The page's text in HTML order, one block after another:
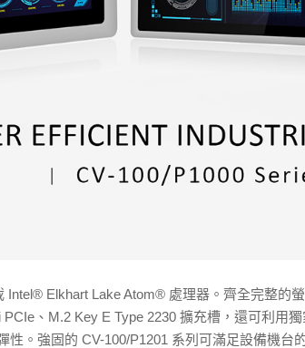
Elkhart Lake Atom® 處理器。齊全完整的
、M.2 Key E Type 2230 擴充槽，還可利用
。強固的 CV-100/P1201 系列可滿足設備機台